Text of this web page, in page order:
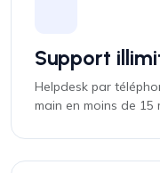
Support
Helpdesk par
main en moins de 15